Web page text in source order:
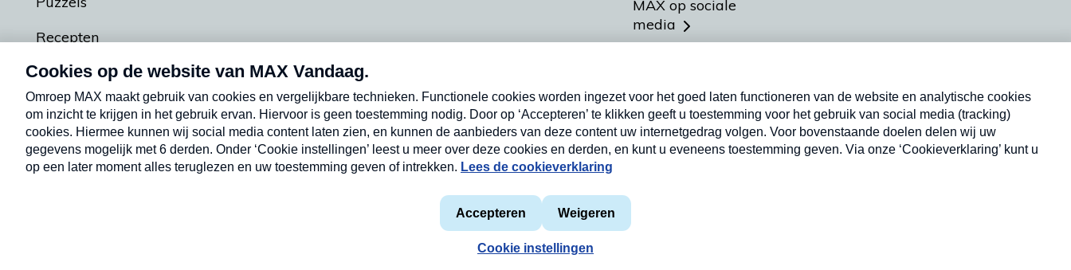
Recepten
Podcasts
MAX op sociale
media
Meldpunt Actueel
Heel Holland Bakt
Privacyverklaring
Cookieverklaring
Nieuwsbrief
Neem hier een gratis abonnement op onze